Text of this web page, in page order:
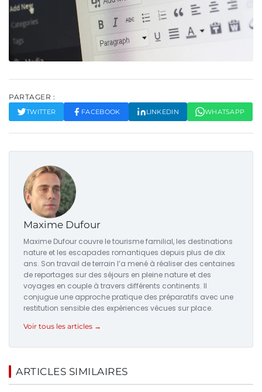
PARTAGER :
TWITTER FACEBOOK LINKEDIN WHATSAPP
Maxime Dufour
Maxime Dufour couvre le tourisme familial, les destinations
nature et les escapades romantiques depuis plus de dix
ans. Son travail de terrain l’a mené à réaliser des centaines
de reportages sur des séjours en pleine nature et des
voyages en couple à travers différents continents. Il
conjugue une approche pratique des préparatifs avec une
restitution sensible des expériences vécues sur place.
Voir tous les articles →
ARTICLES SIMILAIRES